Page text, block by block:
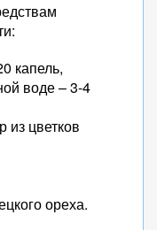
капель,
воде – 3-4
цветков
ореха.